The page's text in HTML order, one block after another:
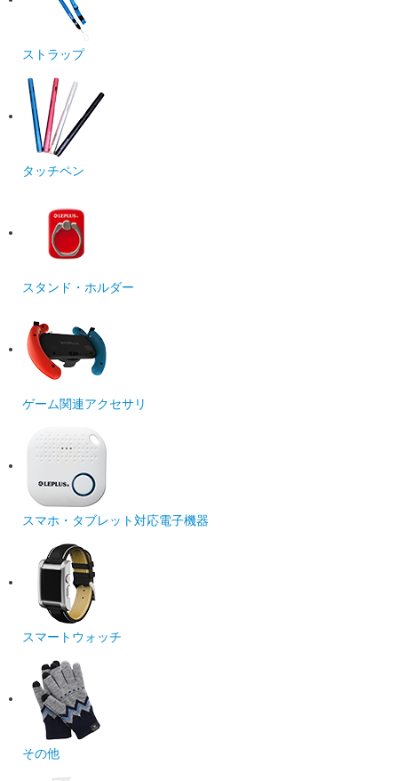
ストラップ
タッチペン
スタンド・ホルダー
ゲーム関連アクセサリ
スマホ・タブレット対応電子機器
スマートウォッチ
その他